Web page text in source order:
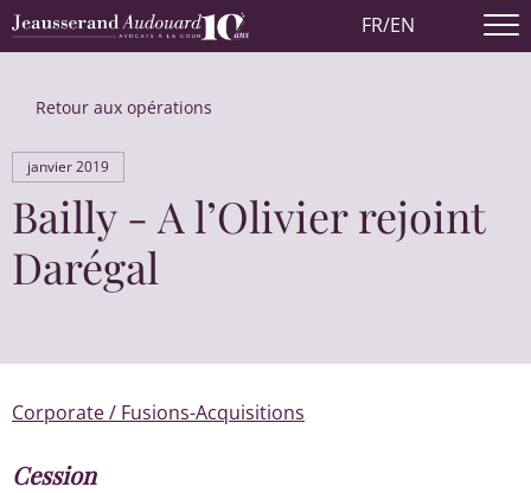
FR/EN
Retour aux opérations
janvier 2019
Bailly - A l’Olivier rejoint
Darégal
Corporate / Fusions-Acquisitions
Cession